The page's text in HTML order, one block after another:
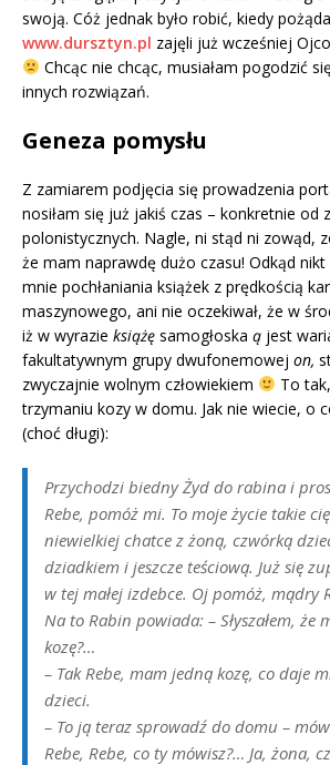
swoją. Cóż jednak było robić, kiedy
www.dursztyn.pl zajęli już wcześniej
Chcąc nie chcąc, musiałam pogodzić
innych rozwiązań.
Geneza pomysłu
Z zamiarem podjęcia się prowadzenia
nosiłam się już jakiś czas – konkretnie od
polonistycznych. Nagle, ni stąd ni zowąd,
że mam naprawdę dużo czasu! Odkąd nikt
mnie pochłaniania książek z prędkością
maszynowego, ani nie oczekiwał, że w
iż w wyrazie książę samogłoska ą jest
fakultatywnym grupy dwufonemowej on,
zwyczajnie wolnym człowiekiem
To
trzymaniu kozy w domu. Jak nie wiecie, o
(choć długi):
Przychodzi biedny Żyd do rabina i
Rebe, pomóż mi. To moje życie takie
niewielkiej chatce z żoną, czwórką
dziadkiem i jeszcze teściową. Już się
w tej małej izdebce. Oj pomóż, mądry
Na to Rabin powiada: – Słyszałem, że
kozę?…
– Tak Rebe, mam jedną kozę, co daje
dzieci.
– To ją teraz sprowadź do domu –
Rebe, Rebe, co ty mówisz?… Ja, żona,